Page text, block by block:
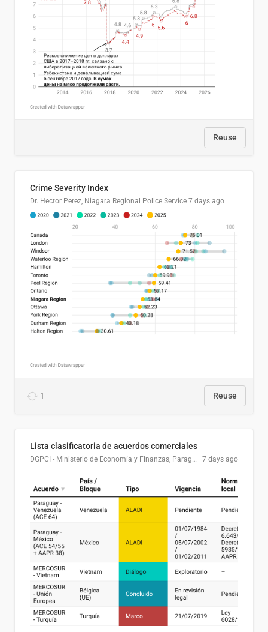
Reuse
Crime Severity Index
Dr. Hector Perez, Niagara Regional Police Service 7 days ago
1 Reuse
Lista clasificatoria de acuerdos comerciales
DGPCI - Ministerio de Economía y Finanzas, Paraguay 7 days ago